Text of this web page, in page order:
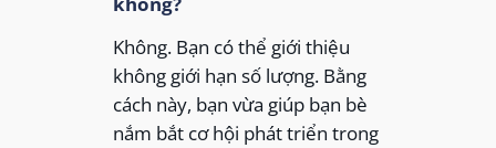
Không. Bạn có thể giới thiệu
không giới hạn số lượng. Bằng
cách này, bạn vừa giúp bạn bè
nắm bắt cơ hội phát triển trong